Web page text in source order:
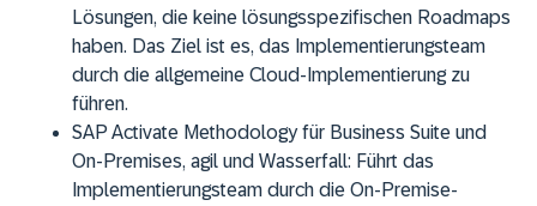
Lösungen, die keine lösungsspezifischen Roadmaps
haben. Das Ziel ist es, das Implementierungsteam
durch die allgemeine Cloud-Implementierung zu
führen.
SAP Activate Methodology für Business Suite und
On-Premises, agil und Wasserfall: Führt das
Implementierungsteam durch die On-Premise-